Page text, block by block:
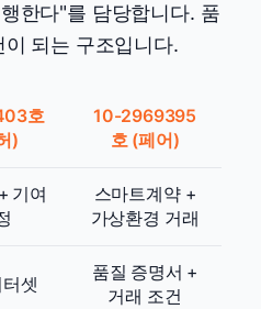
한다"를 담당합니다. 품
되는 구조입니다.
호
)
10-2969395
호 (페어)
기여
스마트계약 +
가상환경 거래
셋
품질 증명서 +
거래 조건